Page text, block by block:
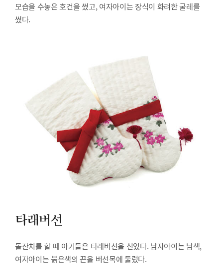
모습을 수놓은 호건을 썼고, 여자아이는 장식이 화려한 굴레를
썼다.
타래버선
돌잔치를 할 때 아기들은 타래버선을 신었다. 남자아이는 남색,
여자아이는 붉은색의 끈을 버선목에 둘렀다.